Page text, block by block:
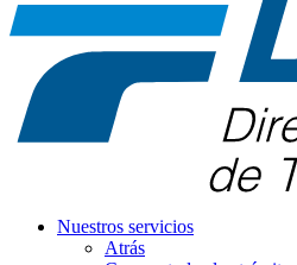
Nuestros servicios
Atrás